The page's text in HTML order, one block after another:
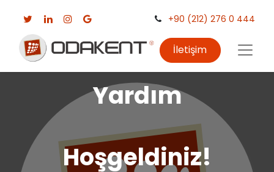
+90 (212) 276 0 444
İletişim
Yardım
Hoşgeldiniz!